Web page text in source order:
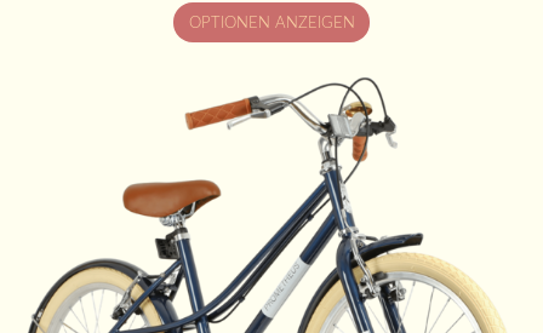
OPTIONEN ANZEIGEN